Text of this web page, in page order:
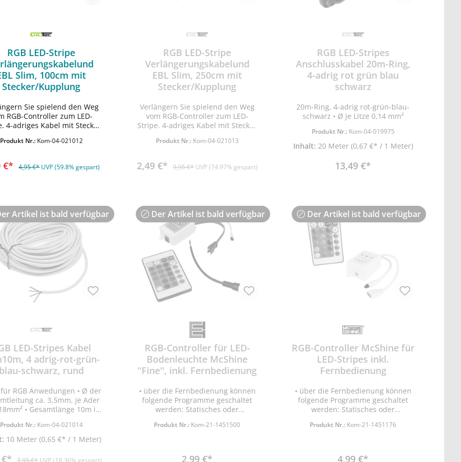
RGB LED-Stripe
Slim, 100cm mit
Stecker/Kupplung
Sie spielend den Weg
RGB-Controller zum LED-
4-adriges Kabel mit Stecker
RGB?Stripes sowie RGB-
Produkt Nr.: Kom-04-021012
€* 4,95 €* UVP (59.8% gespart)
In den Warenkorb
RGB LED-Stripe
Verlängerungskabelund
EBL Slim, 250cm mit
Stecker/Kupplung
Verlängern Sie spielend den Weg
vom RGB-Controller zum LED-
Stripe. 4-adriges Kabel mit Stecker
ChiliTec RGB?Stripes sowie RGB-
Produkt Nr.: Kom-04-021013
2,49 €* 9,95 €* UVP (74.97% gespart)
RGB LED-Stripes
Anschlusskabel 20m-Ring,
4-adrig rot grün blau
schwarz
20m-Ring, 4-adrig rot-grün-blau-
schwarz • Ø je Litze 0,14 mm²
Produkt Nr.: Kom-04-019975
Inhalt: 20 Meter (0,67 €* / 1 Meter)
13,49 €*
Artikel ist bald verfügbar
LED-Stripes Kabel
4 adrig-rot-grün-
blau-schwarz, rund
RGB Anwedungen • Ø der
ca. 3,5mm, je Ader
• Gesamtlänge 10m im
Verlegen.
Produkt Nr.: Kom-04-021014
10 Meter (0,65 €* / 1 Meter)
€*
Der Artikel ist bald verfügbar
RGB-Controller für LED-
Bodenleuchte McShine
''Fine'', inkl. Fernbedienung
• über die Fernbedienung können
folgende Programme geschaltet
werden: Statisches oder
mit Übergängen •
Weißlicht-Taste • Stromversorgung
Produkt Nr.: Kom-21-1451500
2,99 €*
Der Artikel ist bald verfügbar
RGB-Controller McShine für
LED-Stripes inkl.
Fernbedienung
• über die Fernbedienung können
folgende Programme geschaltet
werden: Statisches oder
mit Übergängen •
Weißlicht-Taste • Stromversorgung
Produkt Nr.: Kom-21-1451176
4,99 €*